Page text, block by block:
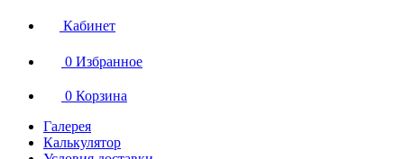
Кабинет
0 Избранное
0 Корзина
Галерея
Калькулятор